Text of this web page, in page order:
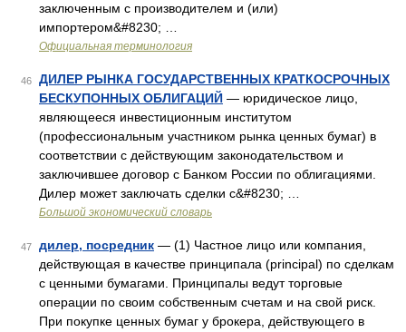
заключенным с производителем и (или)
импортером&#8230; …
Официальная терминология
46
ДИЛЕР РЫНКА ГОСУДАРСТВЕННЫХ КРАТКОСРОЧНЫХ
БЕСКУПОННЫХ ОБЛИГАЦИЙ — юридическое лицо,
являющееся инвестиционным институтом
(профессиональным участником рынка ценных бумаг) в
соответствии с действующим законодательством и
заключившее договор с Банком России по облигациями.
Дилер может заключать сделки с&#8230; …
Большой экономический словарь
47 дилер, посредник — (1) Частное лицо или компания,
действующая в качестве принципала (principal) по сделкам
с ценными бумагами. Принципалы ведут торговые
операции по своим собственным счетам и на свой риск.
При покупке ценных бумаг у брокера, действующего в